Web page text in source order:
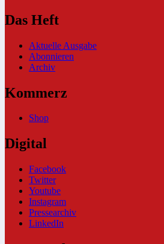
Das Heft
Aktuelle Ausgabe
Abonnieren
Archiv
Kommerz
Shop
Digital
Facebook
Twitter
Youtube
Instagram
Pressearchiv
LinkedIn